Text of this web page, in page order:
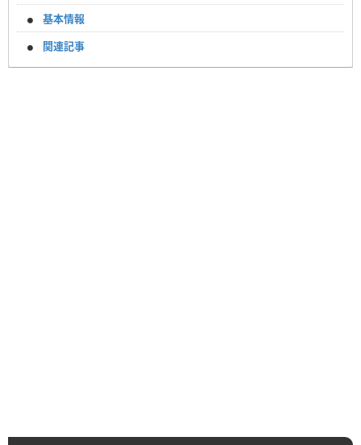
基本情報
関連記事